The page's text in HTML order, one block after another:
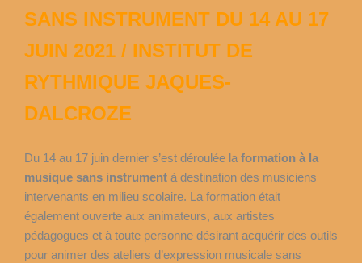
SANS INSTRUMENT DU 14 AU 17
JUIN 2021 / INSTITUT DE
RYTHMIQUE JAQUES-
DALCROZE
Du 14 au 17 juin dernier s’est déroulée la formation à la
musique sans instrument à destination des musiciens
intervenants en milieu scolaire. La formation était
également ouverte aux animateurs, aux artistes
pédagogues et à toute personne désirant acquérir des outils
pour animer des ateliers d’expression musicale sans